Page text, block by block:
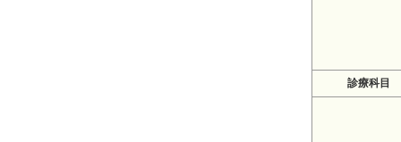
診療科目